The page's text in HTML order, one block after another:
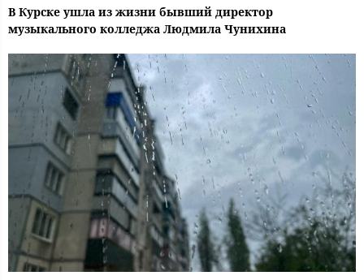
В Курске ушла из жизни бывший директор
музыкального колледжа Людмила Чунихина